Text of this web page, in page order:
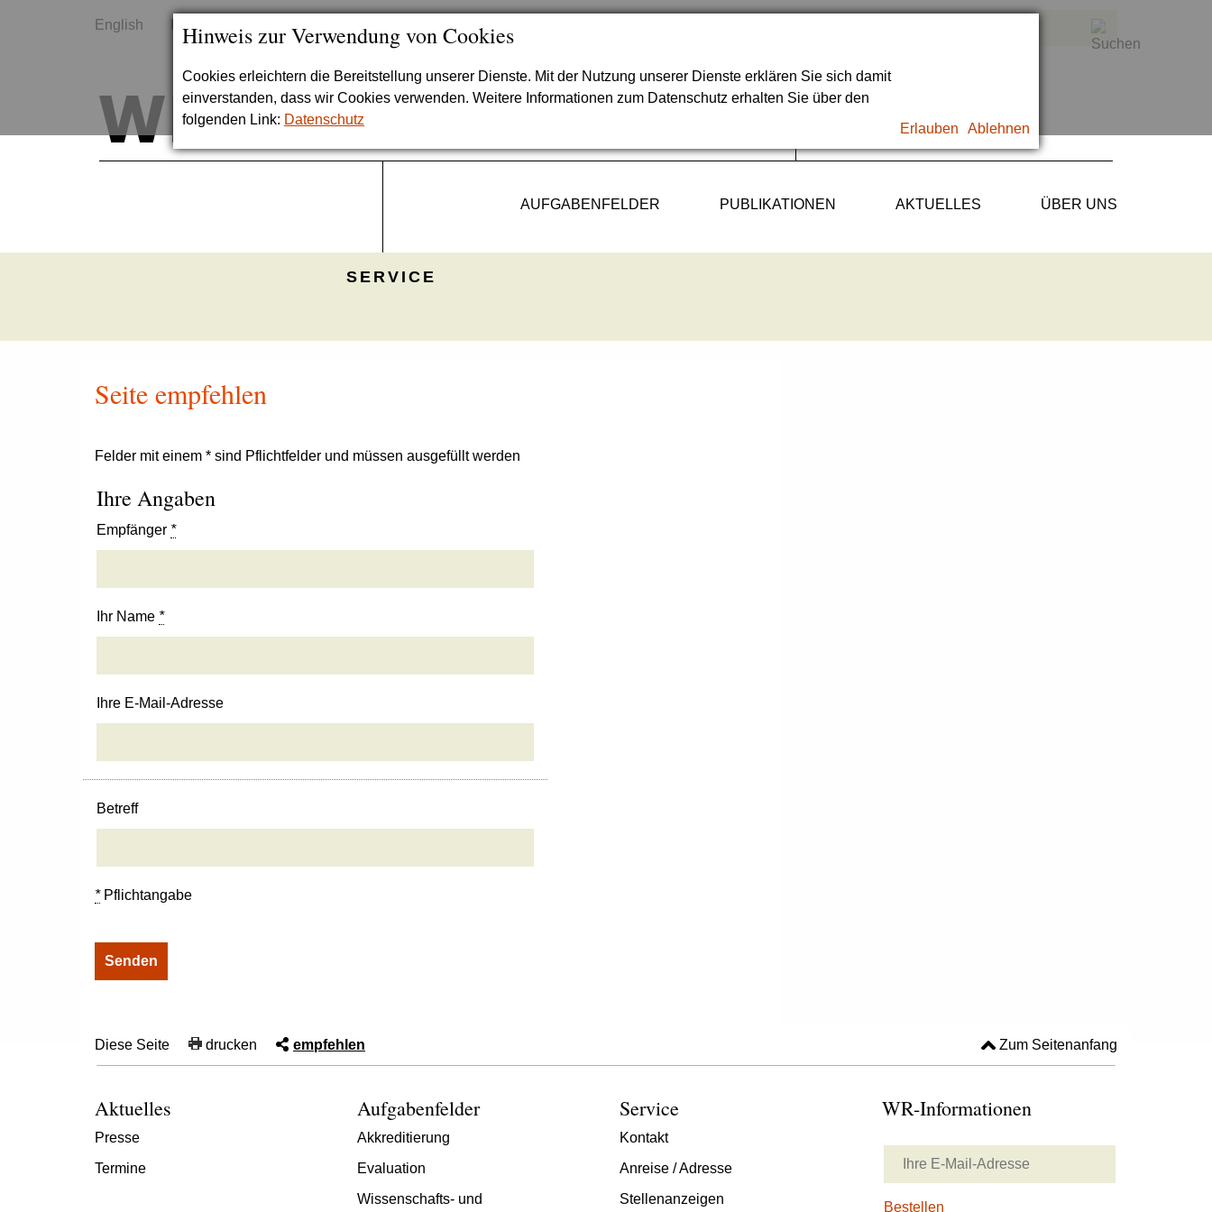
Hinweis zur Verwendung von Cookies
Cookies erleichtern die Bereitstellung unserer Dienste. Mit der Nutzung unserer Dienste erklären Sie sich damit
einverstanden, dass wir Cookies verwenden. Weitere Informationen zum Datenschutz erhalten Sie über den
folgenden Link: Datenschutz
Erlauben Ablehnen
English
AUFGABENFELDER PUBLIKATIONEN AKTUELLES ÜBER UNS
SERVICE
Seite empfehlen
Felder mit einem * sind Pflichtfelder und müssen ausgefüllt werden
Ihre Angaben
Empfänger *
Ihr Name *
Ihre E-Mail-Adresse
Betreff
*Pflichtangabe
Diese Seite drucken empfehlen Zum Seitenanfang
Aktuelles
Presse
Termine
Aufgabenfelder
Akkreditierung
Evaluation
Wissenschafts- und
Service
Kontakt
Anreise / Adresse
Stellenanzeigen
WR-Informationen